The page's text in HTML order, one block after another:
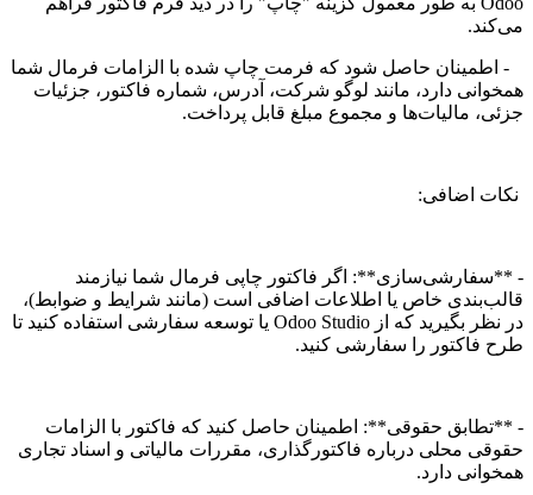
می‌کند.
- اطمینان حاصل شود که فرمت چاپ شده با الزامات فرمال شما
همخوانی دارد، مانند لوگو شرکت، آدرس، شماره فاکتور، جزئیات
جزئی، مالیات‌ها و مجموع مبلغ قابل پرداخت.
نکات اضافی:
- **سفارشی‌سازی**: اگر فاکتور چاپی فرمال شما نیازمند
قالب‌بندی خاص یا اطلاعات اضافی است (مانند شرایط و ضوابط)،
در نظر بگیرید که از Odoo Studio یا توسعه سفارشی استفاده کنید تا
طرح فاکتور را سفارشی کنید.
- **تطابق حقوقی**: اطمینان حاصل کنید که فاکتور با الزامات
حقوقی محلی درباره فاکتور‌گذاری، مقررات مالیاتی و اسناد تجاری
همخوانی دارد.